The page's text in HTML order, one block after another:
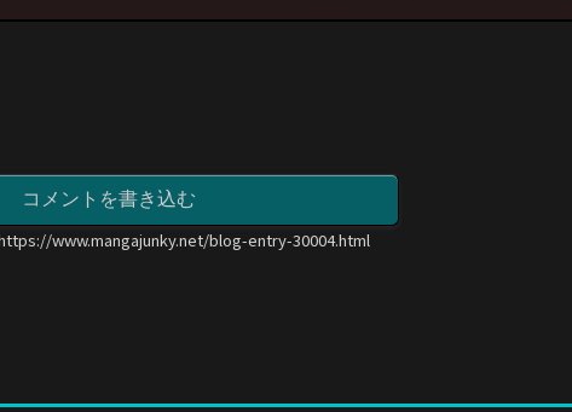
コメントを書き込む
www.mangajunky.net/blog-entry-30004.html